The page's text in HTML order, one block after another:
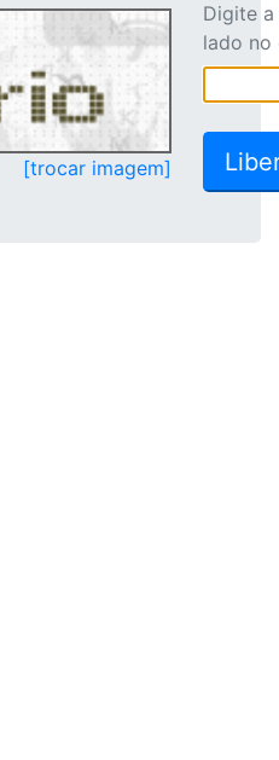
[trocar imagem]
Digite
lado no